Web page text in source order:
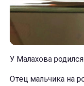
У Малахова
Отец мальчика на